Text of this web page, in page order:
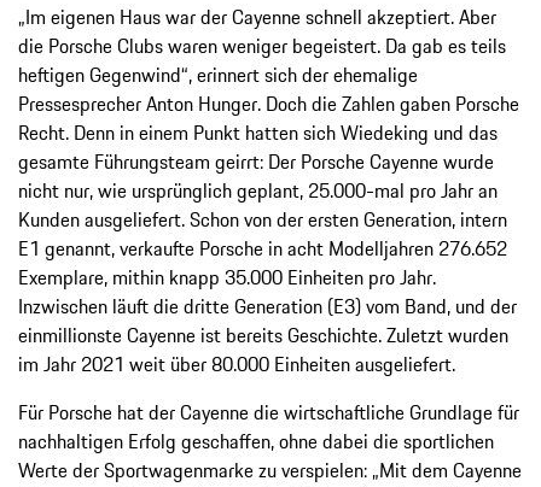
„Im eigenen Haus war der Cayenne schnell akzeptiert. Aber
die Porsche Clubs waren weniger begeistert. Da gab es teils
heftigen Gegenwind“, erinnert sich der ehemalige
Pressesprecher Anton Hunger. Doch die Zahlen gaben Porsche
Recht. Denn in einem Punkt hatten sich Wiedeking und das
gesamte Führungsteam geirrt: Der Porsche Cayenne wurde
nicht nur, wie ursprünglich geplant, 25.000-mal pro Jahr an
Kunden ausgeliefert. Schon von der ersten Generation, intern
E1 genannt, verkaufte Porsche in acht Modelljahren 276.652
Exemplare, mithin knapp 35.000 Einheiten pro Jahr.
Inzwischen läuft die dritte Generation (E3) vom Band, und der
einmillionste Cayenne ist bereits Geschichte. Zuletzt wurden
im Jahr 2021 weit über 80.000 Einheiten ausgeliefert.
Für Porsche hat der Cayenne die wirtschaftliche Grundlage für
nachhaltigen Erfolg geschaffen, ohne dabei die sportlichen
Werte der Sportwagenmarke zu verspielen: „Mit dem Cayenne